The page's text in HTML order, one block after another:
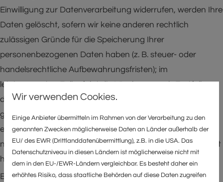
Einwilligung zur Datenverarbeitung widerrufen, werden Ihre
Daten gelöscht, sofern wir keine anderen rechtlich
zulässigen Gründe für die Speicherung Ihrer
personenbezogenen Daten haben (z. B. steuer- oder
handelsrechtliche Aufbewahrungsfristen); im
letztgenannten Fall erfolgt die Löschung nach Fortfall
dieser Gründe. Das heißt, ab dem Zeitpunkt, an dem
gesetzliche Aufbewahrungspflichten nicht mehr
entgegenstehen, werden die Daten gelöscht, sollten Sie
nicht ausdrücklich einer weiteren Verwendung zugestimmt
haben.
Eine Speicherung kann jedoch über die angegebene Zeit
Wir verwenden Cookies.
Einige Anbieter übermitteln im Rahmen von der Verarbeitung zu den
genannten Zwecken möglicherweise Daten an Länder außerhalb der
EU/ des EWR (Drittlanddatenübermittlung), z.B. in die USA. Das
Datenschutzniveau in diesen Ländern ist möglicherweise nicht mit
dem in den EU-/EWR-Ländern vergleichbar. Es besteht daher ein
erhöhtes Risiko, dass staatliche Behörden auf diese Daten zugreifen